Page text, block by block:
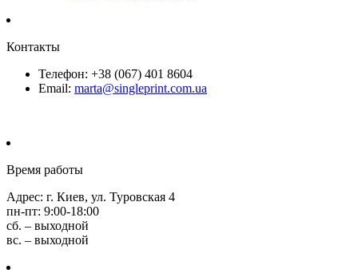
Контакты
Телефон: +38 (067) 401 8604
Email: marta@singleprint.com.ua
Время работы
Адрес: г. Киев, ул. Туровская 4
пн-пт: 9:00-18:00
сб. – выходной
вс. – выходной